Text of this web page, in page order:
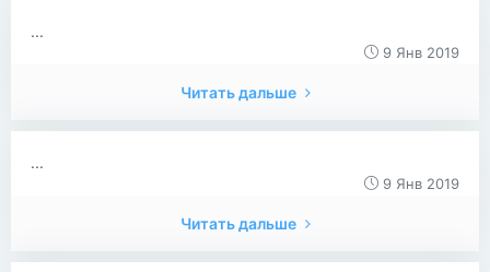
...
9 Янв 2019
Читать дальше
...
9 Янв 2019
Читать дальше